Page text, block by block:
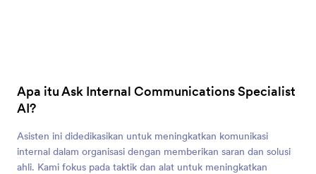
Apa itu Ask Internal Communications Specialist
AI?
Asisten ini didedikasikan untuk meningkatkan komunikasi
internal dalam organisasi dengan memberikan saran dan solusi
ahli. Kami fokus pada taktik dan alat untuk meningkatkan